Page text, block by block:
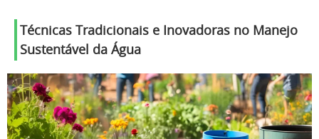
Técnicas Tradicionais e Inovadoras no Manejo
Sustentável da Água